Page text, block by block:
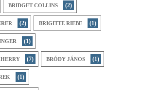
BRIDGET COLLINS (2)
(2) BRIGITTE RIEBE (1)
(1)
(7) BRÓDY JÁNOS (1)
(1)